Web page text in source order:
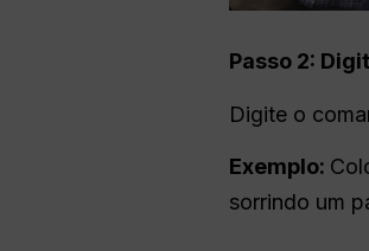
Passo 2:
Digite o
Exemplo:
sorrindo um